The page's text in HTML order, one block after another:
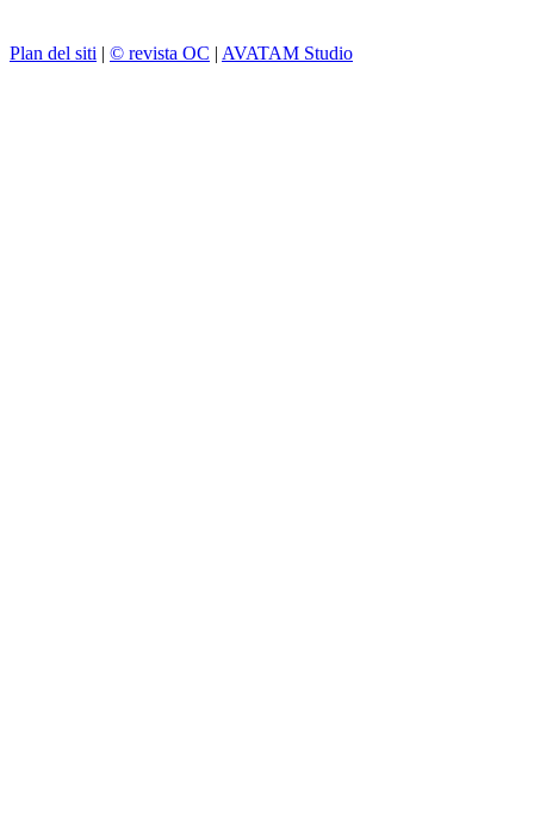
Plan del siti | © revista OC | AVATAM Studio